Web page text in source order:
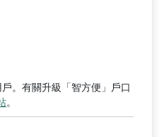
。有關升級「智方便」戶口
。